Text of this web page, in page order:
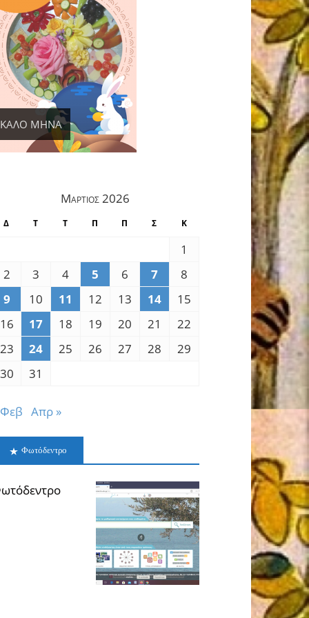
ΚΑΛΟ ΜΗΝΑ
Μάρτιος 2026
Δ Τ Τ Π Π Σ Κ
1
2
3 4 5 6 7
8
9
10 11 12 13 14
15
16
17 18 19 20 21
22
23
24 25 26 27 28
29
30
31
Απρ »
Φωτόδεντρο